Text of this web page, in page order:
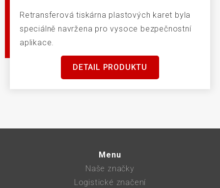
Retransferová tiskárna plastových karet byla
speciálně navržena pro vysoce bezpečnostní
aplikace.
DETAIL PRODUKTU
Menu
Naše značky
Logistické značení